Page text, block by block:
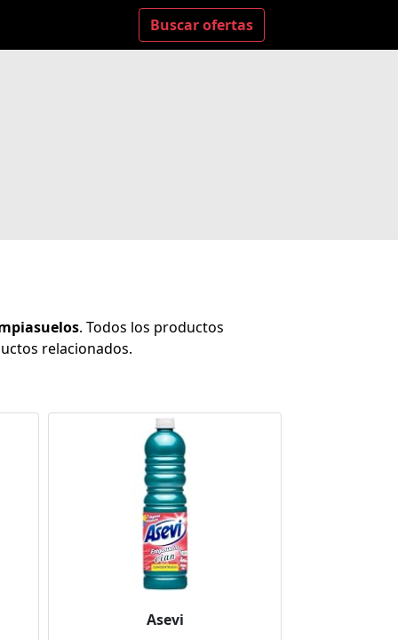
Buscar ofertas
. Todos los productos
relacionados.
Asevi